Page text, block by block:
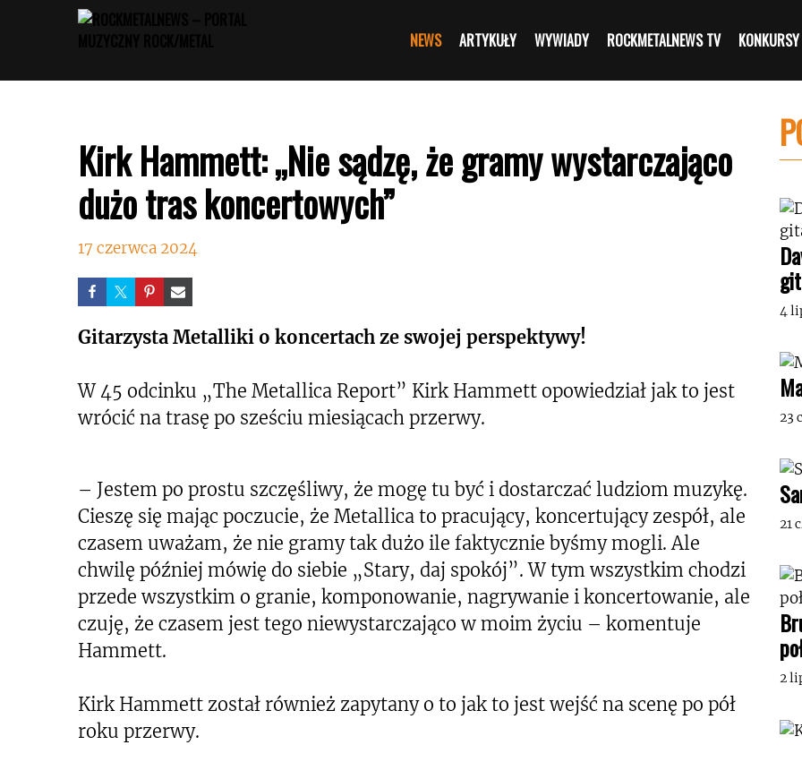
NEWS ARTYKUŁY WYWIADY ROCKMETALNEWS TV KONKURSY
Kirk Hammett: „Nie sądzę, że gramy wystarczająco
dużo tras koncertowych”
17 czerwca 2024
Gitarzysta Metalliki o koncertach ze swojej perspektywy!
W 45 odcinku „The Metallica Report” Kirk Hammett opowiedział jak to jest
wrócić na trasę po sześciu miesiącach przerwy.
– Jestem po prostu szczęśliwy, że mogę tu być i dostarczać ludziom muzykę.
Cieszę się mając poczucie, że Metallica to pracujący, koncertujący zespół, ale
czasem uważam, że nie gramy tak dużo ile faktycznie byśmy mogli. Ale
chwilę później mówię do siebie „Stary, daj spokój”. W tym wszystkim chodzi
przede wszystkim o granie, komponowanie, nagrywanie i koncertowanie, ale
czuję, że czasem jest tego niewystarczająco w moim życiu – komentuje
Hammett.
Kirk Hammett został również zapytany o to jak to jest wejść na scenę po pół
roku przerwy.
4
23
21
2